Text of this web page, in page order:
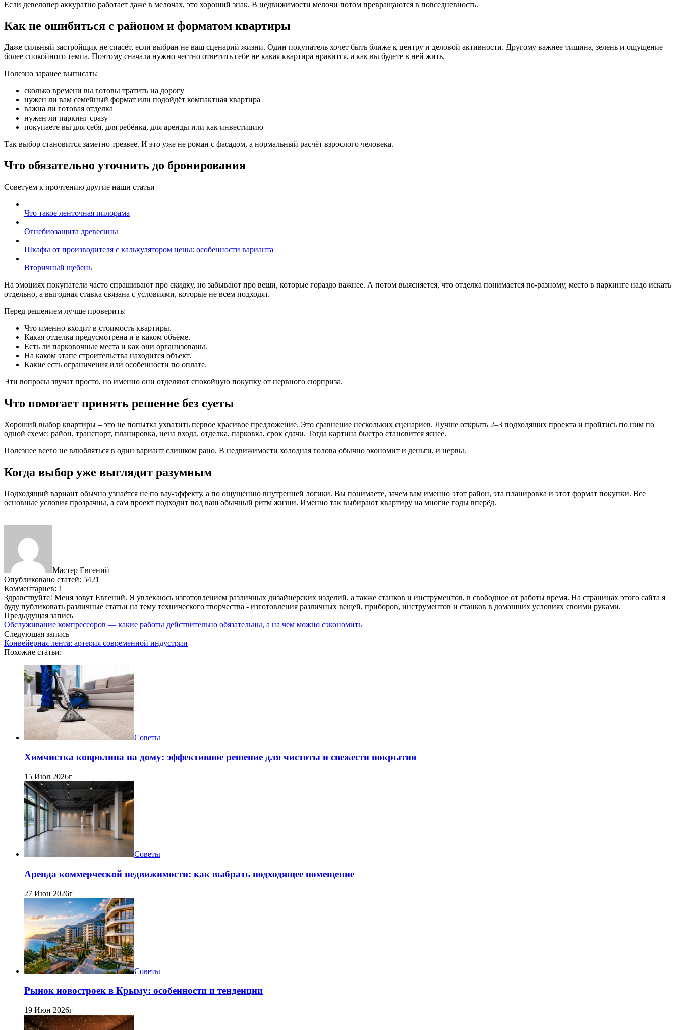
Если девелопер аккуратно работает даже в мелочах, это хороший знак. В недвижимости мелочи потом превращаются в повседневность.
Как не ошибиться с районом и форматом квартиры
Даже сильный застройщик не спасёт, если выбран не ваш сценарий жизни. Один покупатель хочет быть ближе к центру и деловой активности. Другому важнее тишина, зелень и ощущение
более спокойного темпа. Поэтому сначала нужно честно ответить себе не какая квартира нравится, а как вы будете в ней жить.
Полезно заранее выписать:
сколько времени вы готовы тратить на дорогу
нужен ли вам семейный формат или подойдёт компактная квартира
важна ли готовая отделка
нужен ли паркинг сразу
покупаете вы для себя, для ребёнка, для аренды или как инвестицию
Так выбор становится заметно трезвее. И это уже не роман с фасадом, а нормальный расчёт взрослого человека.
Что обязательно уточнить до бронирования
Советуем к прочтению другие наши статьи
Что такое ленточная пилорама
Огнебиозащита древесины
Шкафы от производителя с калькулятором цены: особенности варианта
Вторичный щебень
На эмоциях покупатели часто спрашивают про скидку, но забывают про вещи, которые гораздо важнее. А потом выясняется, что отделка понимается по-разному, место в паркинге надо искать
отдельно, а выгодная ставка связана с условиями, которые не всем подходят.
Перед решением лучше проверить:
Что именно входит в стоимость квартиры.
Какая отделка предусмотрена и в каком объёме.
Есть ли парковочные места и как они организованы.
На каком этапе строительства находится объект.
Какие есть ограничения или особенности по оплате.
Эти вопросы звучат просто, но именно они отделяют спокойную покупку от нервного сюрприза.
Что помогает принять решение без суеты
Хороший выбор квартиры – это не попытка ухватить первое красивое предложение. Это сравнение нескольких сценариев. Лучше открыть 2–3 подходящих проекта и пройтись по ним по
одной схеме: район, транспорт, планировка, цена входа, отделка, парковка, срок сдачи. Тогда картина быстро становится яснее.
Полезнее всего не влюбляться в один вариант слишком рано. В недвижимости холодная голова обычно экономит и деньги, и нервы.
Когда выбор уже выглядит разумным
Подходящий вариант обычно узнаётся не по вау-эффекту, а по ощущению внутренней логики. Вы понимаете, зачем вам именно этот район, эта планировка и этот формат покупки. Все
основные условия прозрачны, а сам проект подходит под ваш обычный ритм жизни. Именно так выбирают квартиру на многие годы вперёд.
Мастер Евгений
Опубликовано статей: 5421
Комментариев: 1
Здравствуйте! Меня зовут Евгений. Я увлекаюсь изготовлением различных дизайнерских изделий, а также станков и инструментов, в свободное от работы время. На страницах этого сайта я
буду публиковать различные статьи на тему технического творчества - изготовления различных вещей, приборов, инструментов и станков в домашних условиях своими руками.
Предыдущая запись
Обслуживание компрессоров — какие работы действительно обязательны, а на чем можно сэкономить
Следующая запись
Конвейерная лента: артерия современной индустрии
Похожие статьи:
Советы
Химчистка ковролина на дому: эффективное решение для чистоты и свежести покрытия
15 Июл 2026г
Советы
Аренда коммерческой недвижимости: как выбрать подходящее помещение
27 Июн 2026г
Советы
Рынок новостроек в Крыму: особенности и тенденции
19 Июн 2026г